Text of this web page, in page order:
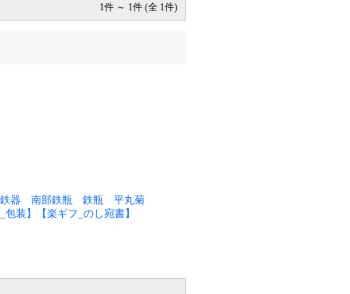
1件 ～ 1件 (全 1件)
鉄器 南部鉄瓶 鉄瓶 平丸菊
】【楽ギフ_のし宛書】